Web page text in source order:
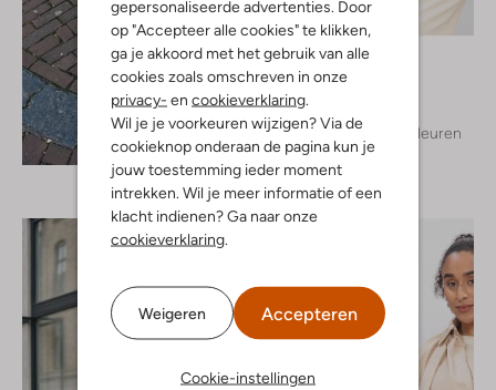
gepersonaliseerde advertenties. Door
op "Accepteer alle cookies" te klikken,
ga je akkoord met het gebruik van alle
cookies zoals omschreven in onze
privacy- en cookieverklaring.
Wil je je voorkeuren wijzigen? Via de
cookieknop onderaan de pagina kun je
jouw toestemming ieder moment
intrekken. Wil je meer informatie of een
klacht indienen? Ga naar onze
cookieverklaring.
Weigeren Accepteren
Cookie-instellingen
Ontdek de look
Nukus
+ meer kleuren